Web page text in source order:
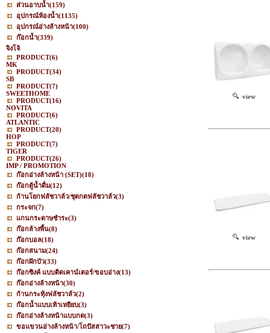
ส่วนอาบน้ำ(159)
อุปกรณ์ห้องน้ำ(1135)
อุปกรณ์อ่างล้างหน้า(100)
ก๊อกน้ำ(339)
จิงโจ้
PRODUCT(6)
MK
PRODUCT(34)
SB
PRODUCT(7)
SWEETHOME
PRODUCT(16)
NOVITA
PRODUCT(6)
ATLANTIC
PRODUCT(20)
HOP
PRODUCT(7)
TIGER
PRODUCT(26)
IMP / PROMOTION
ก๊อกอ่างล้างหน้า (SET)(18)
ก๊อกตู้น้ำดื่ม(12)
ก้านโยกฟลัชวาล์ว/ชุดกดฟลัชวาล์ว(3)
กระจก(7)
แกนกระดาษชำระ(3)
ก๊อกล้างพื้น(8)
ก๊อกบอล(18)
ก๊อกสนาม(24)
ก๊อกฝักบัว(33)
ก๊อกซิงค์ แบบติดเคาน์เตอร์/ขอบอ่าง(13)
ก๊อกอ่างล้างหน้า(30)
ก้านกระทุ้งฟลัชวาล์ว(2)
ก๊อกน้ำแบบเท้าเหยียบ(3)
ก๊อกอ่างล้างหน้าแบบกด(3)
ขอแขวนอ่างล้างหน้า/โถปัสสาวะชาย(7)
view
view